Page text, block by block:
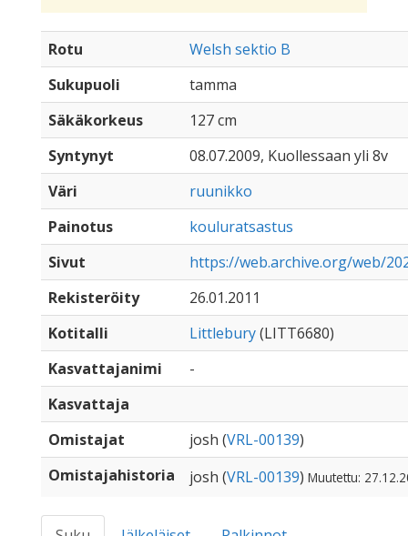
Rotu
Welsh sektio B
Sukupuoli
tamma
Säkäkorkeus
127 cm
Syntynyt
08.07.2009, Kuollessaan yli 8v
Väri
ruunikko
Painotus
kouluratsastus
Sivut
https://web.archive.org/web/
Rekisteröity
26.01.2011
Kotitalli
Littlebury(LITT6680)
Kasvattajanimi
-
Kasvattaja
Omistajat
josh (VRL-00139)
Omistajahistoria
josh (VRL-00139) Muutettu: